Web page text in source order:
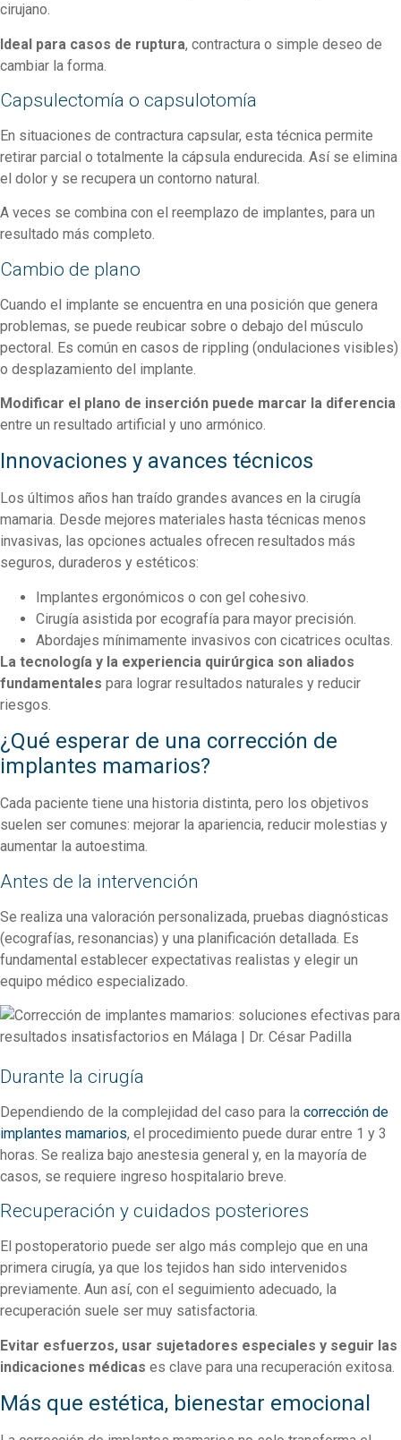
cirujano.
Ideal para casos de ruptura, contractura o simple deseo de
cambiar la forma.
Capsulectomía o capsulotomía
En situaciones de contractura capsular, esta técnica permite
retirar parcial o totalmente la cápsula endurecida. Así se elimina
el dolor y se recupera un contorno natural.
A veces se combina con el reemplazo de implantes, para un
resultado más completo.
Cambio de plano
Cuando el implante se encuentra en una posición que genera
problemas, se puede reubicar sobre o debajo del músculo
pectoral. Es común en casos de rippling (ondulaciones visibles)
o desplazamiento del implante.
Modificar el plano de inserción puede marcar la diferencia
entre un resultado artificial y uno armónico.
Innovaciones y avances técnicos
Los últimos años han traído grandes avances en la cirugía
mamaria. Desde mejores materiales hasta técnicas menos
invasivas, las opciones actuales ofrecen resultados más
seguros, duraderos y estéticos:
Implantes ergonómicos o con gel cohesivo.
Cirugía asistida por ecografía para mayor precisión.
Abordajes mínimamente invasivos con cicatrices ocultas.
La tecnología y la experiencia quirúrgica son aliados
fundamentales para lograr resultados naturales y reducir
riesgos.
¿Qué esperar de una corrección de
implantes mamarios?
Cada paciente tiene una historia distinta, pero los objetivos
suelen ser comunes: mejorar la apariencia, reducir molestias y
aumentar la autoestima.
Antes de la intervención
Se realiza una valoración personalizada, pruebas diagnósticas
(ecografías, resonancias) y una planificación detallada. Es
fundamental establecer expectativas realistas y elegir un
equipo médico especializado.
Durante la cirugía
Dependiendo de la complejidad del caso para la corrección de
implantes mamarios, el procedimiento puede durar entre 1 y 3
horas. Se realiza bajo anestesia general y, en la mayoría de
casos, se requiere ingreso hospitalario breve.
Recuperación y cuidados posteriores
El postoperatorio puede ser algo más complejo que en una
primera cirugía, ya que los tejidos han sido intervenidos
previamente. Aun así, con el seguimiento adecuado, la
recuperación suele ser muy satisfactoria.
Evitar esfuerzos, usar sujetadores especiales y seguir las
indicaciones médicas es clave para una recuperación exitosa.
Más que estética, bienestar emocional